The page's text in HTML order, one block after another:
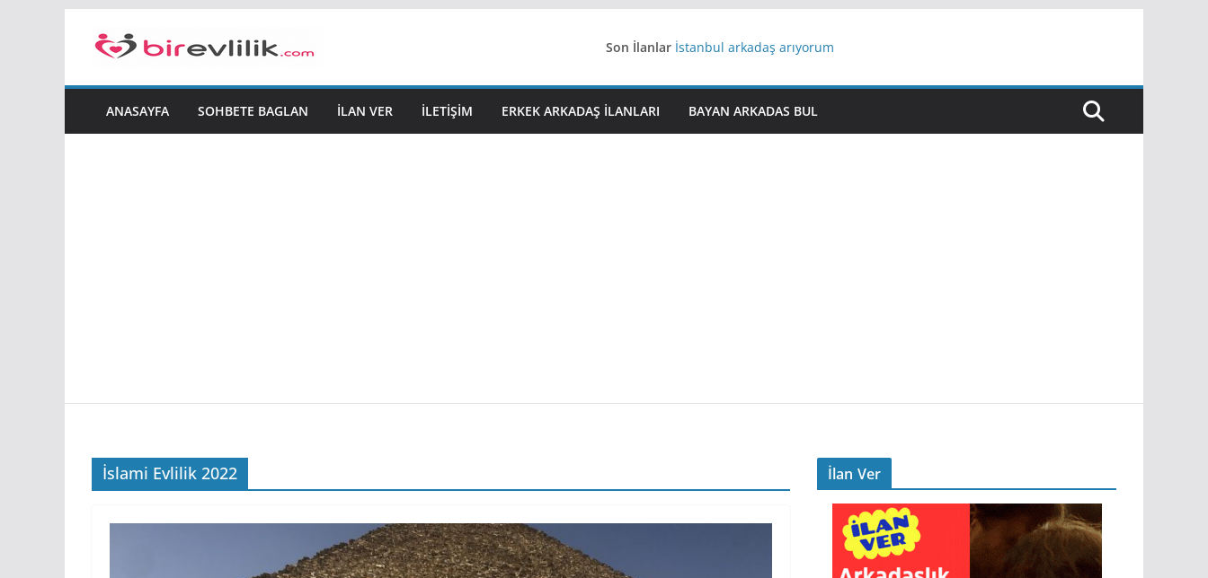
Son İlanlar İstanbul arkadaş arıyorum
Yeni Bir Aşk Lazım
iş arayanlara iş
ANASAYFA SOHBETE BAGLAN İLAN VER İLETIŞIM ERKEK ARKADAŞ ILANLARI BAYAN ARKADAS BUL
İslami Evlilik 2022 İlan Ver